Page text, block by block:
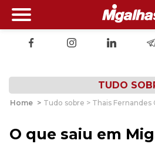
TUDO
Home > Tudo sobre > Thais Fernandes
O que saiu em